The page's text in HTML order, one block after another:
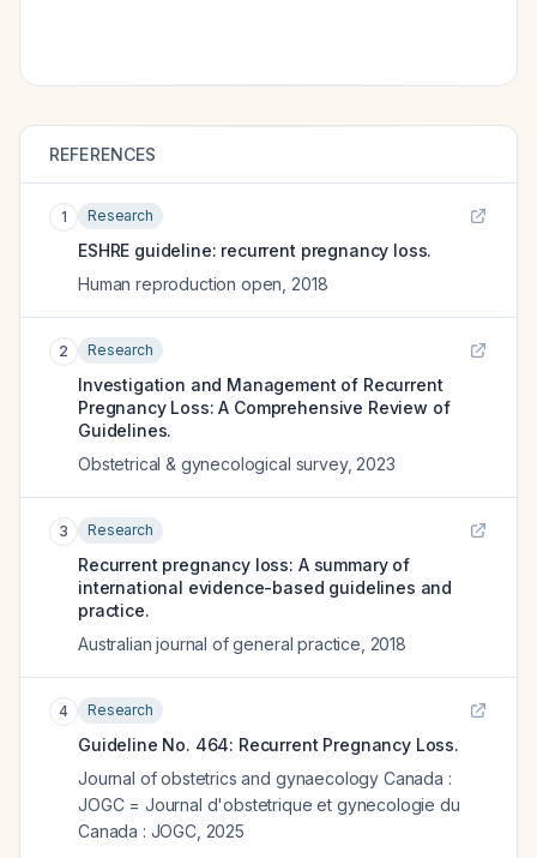
REFERENCES
1 Research
ESHRE guideline: recurrent pregnancy loss.
Human reproduction open 2018
2 Research
Investigation and Management of Recurrent
Pregnancy Loss: A Comprehensive Review of
Guidelines.
Obstetrical & gynecological survey, 2023
3 Research
Recurrent pregnancy loss: A summary of
international evidence-based guidelines and
practice.
Australian journal of general practice 2018
4 Research
Guideline No. 464: Recurrent Pregnancy Loss.
Journal of obstetrics and gynaecology Canada :
JOGC = Journal d'obstetrique et gynecologie du
Canada : JOGC, 2025